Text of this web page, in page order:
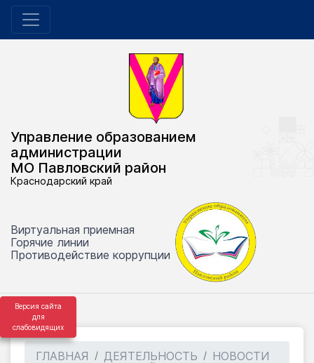
Версия сайта
для
слабовидящих
Управление образованием
администрации
МО Павловский район
Краснодарский край
Виртуальная приемная
Горячие линии
Противодействие коррупции
ГЛАВНАЯ ДЕЯТЕЛЬНОСТЬ
НОВОСТИ